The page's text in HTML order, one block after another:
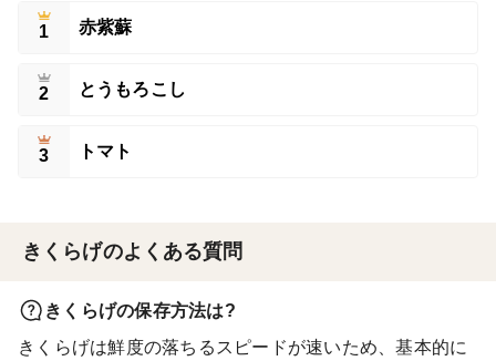
1 赤紫蘇
2 とうもろこし
3 トマト
きくらげのよくある質問
きくらげの保存方法は?
きくらげは鮮度の落ちるスピードが速いため、基本的に